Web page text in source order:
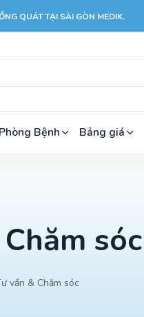
QUÁT TẠI SÀI GÒN MEDIK.
Bệnh Bảng giá
sóc
vấn & Chăm sóc